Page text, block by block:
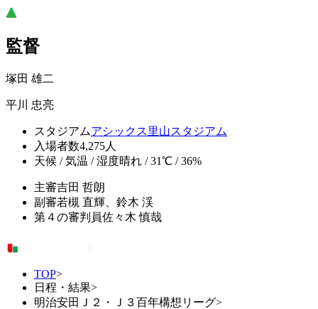
監督
塚田 雄二
平川 忠亮
スタジアムアシックス里山スタジアム
入場者数4,275人
天候 / 気温 / 湿度晴れ / 31℃ / 36%
主審吉田 哲朗
副審若槻 直輝、鈴木 渓
第４の審判員佐々木 慎哉
TOP>
日程・結果>
明治安田Ｊ２・Ｊ３百年構想リーグ>